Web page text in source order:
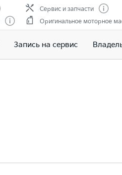
Сервис и запчасти
Оригинальное моторное
Запись на сервис